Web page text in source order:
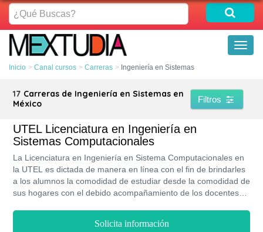
¿Qué
Buscas?
Inicio Canal cursos Carreras Ingeniería en Sistemas
17 Carreras de Ingeniería en Sistemas en
México
Filtros
UTEL Licenciatura en Ingeniería en
Sistemas Computacionales
La Licenciatura en Ingeniería en Sistema Computacionales en
la UTEL es dictada de manera en línea con el fin de brindarles
a los alumnos la comodidad de estudiar desde la comodidad de
sus hogares con el debido acompañamiento de los docentes
Solicita información